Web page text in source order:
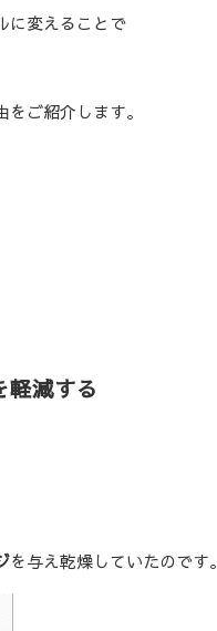
に変えることで
ご紹介します。
軽減する
を与え乾燥していたのです。